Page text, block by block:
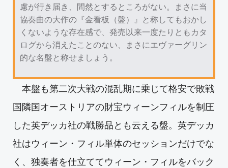
慮が行き届き、間然とするところがない。まさに当
協奏曲の大作の『金看板（盤）』と称してもおかし
くないような存在感で、発売以来一度たりともカタ
ログから消えたことのない、まさにエヴァーグリン
的な名盤と称せましょう。
本盤も第二次大戦の混乱期に乗じて格安で敗戦
国隣国オーストリアの財宝ウィーンフィルを制圧
した英デッカ社の戦勝品とも云える盤。英デッカ
社はウィーン・フィル単体のセッションだけでな
く、独奏者を仕立ててウィーン・フィルをバック